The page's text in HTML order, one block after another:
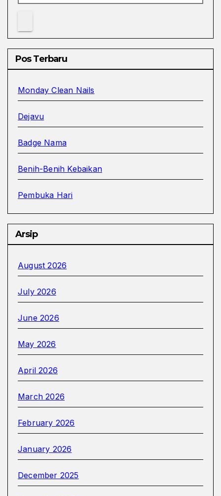
Pos Terbaru
Monday Clean Nails
Dejavu
Badge Nama
Benih-Benih Kebaikan
Pembuka Hari
Arsip
August 2026
July 2026
June 2026
May 2026
April 2026
March 2026
February 2026
January 2026
December 2025